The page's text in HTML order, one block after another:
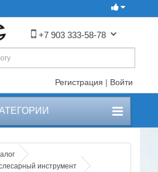
+7 903 333-58-78
Регистрация | Войти
инструмент